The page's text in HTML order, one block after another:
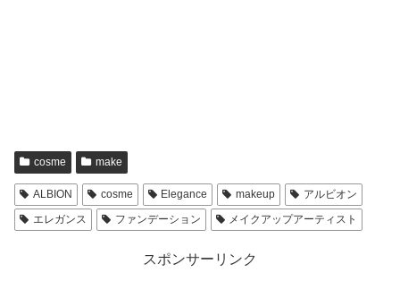
cosme make
ALBION cosme Elegance makeup
アルビオン
エレガンス
ファンデーション メイクアップアーティスト
スポンサーリンク